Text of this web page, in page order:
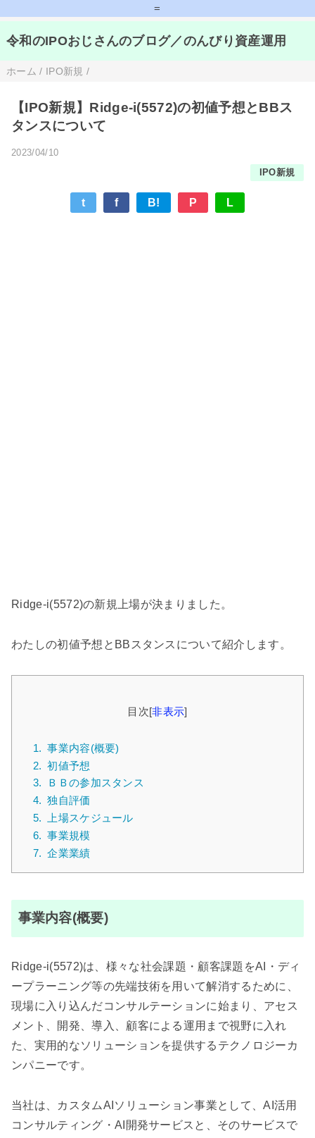
=
令和のIPOおじさんのブログ／のんびり資産運用
ホーム / IPO新規 /
【IPO新規】Ridge-i(5572)の初値予想とBBス
タンスについて
2023/04/10
IPO新規
t f B! P L
Ridge-i(5572)の新規上場が決まりました。
わたしの初値予想とBBスタンスについて紹介します。
目次[非表示]
1. 事業内容(概要)
2. 初値予想
3.
ＢＢの参加スタンス
4. 独自評価
5.
上場スケジュール
6. 事業規模
7. 企業業績
事業内容(概要)
Ridge-i(5572)は、様々な社会課題・顧客課題をAI・ディ
ープラーニング等の先端技術を用いて解消するために、
現場に入り込んだコンサルテーションに始まり、アセス
メント、開発、導入、顧客による運用まで視野に入れ
た、実用的なソリューションを提供するテクノロジーカ
ンパニーです。
当社は、カスタムAIソリューション事業として、AI活用
コンサルティング・AI開発サービスと、そのサービスで